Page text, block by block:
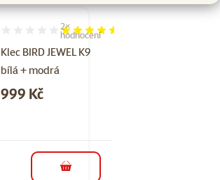
Klec BIRD JEWEL K9
bílá + modrá
Hodnocení 90%, počet hodnocení: 2
2×
hodnocení
Cena
999 Kč
do košíku